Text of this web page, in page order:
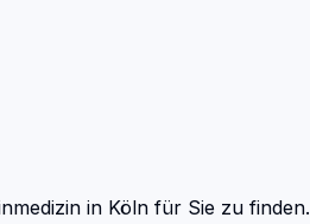
in Köln für Sie zu finden.